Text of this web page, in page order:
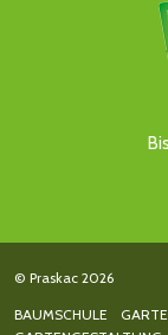
© Praskac 2026
BAUMSCHULE